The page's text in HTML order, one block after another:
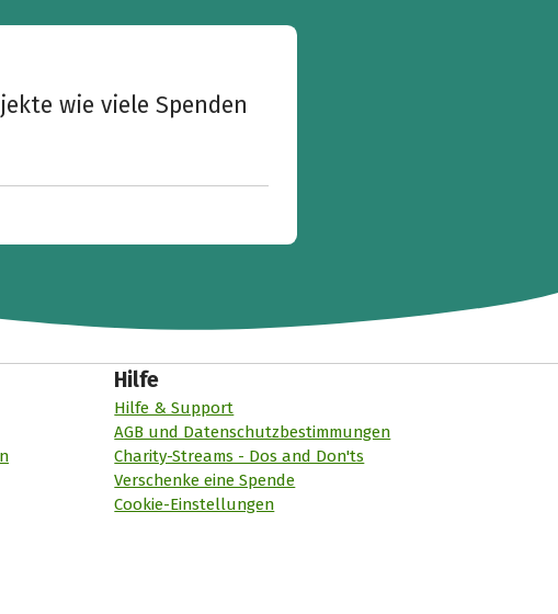
wie viele Spenden
Hilfe
Hilfe & Support
AGB und Datenschutzbestimmungen
Charity-Streams - Dos and Don'ts
Verschenke eine Spende
Cookie-Einstellungen